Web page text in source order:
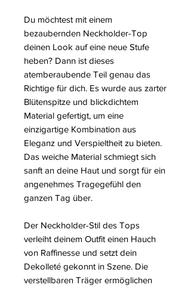
Du möchtest mit einem
bezaubernden Neckholder-Top
deinen Look auf eine neue Stufe
heben? Dann ist dieses
atemberaubende Teil genau das
Richtige für dich. Es wurde aus zarter
Blütenspitze und blickdichtem
Material gefertigt, um eine
einzigartige Kombination aus
Eleganz und Verspieltheit zu bieten.
Das weiche Material schmiegt sich
sanft an deine Haut und sorgt für ein
angenehmes Tragegefühl den
ganzen Tag über.
Der Neckholder-Stil des Tops
verleiht deinem Outfit einen Hauch
von Raffinesse und setzt dein
Dekolleté gekonnt in Szene. Die
verstellbaren Träger ermöglichen